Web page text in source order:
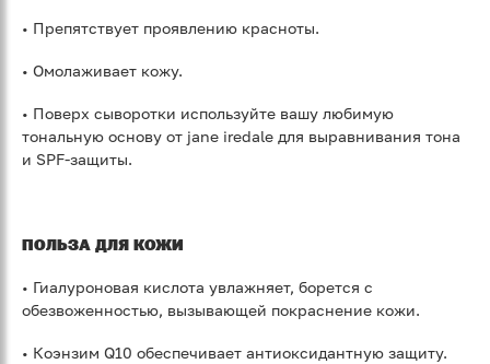
• Препятствует проявлению красноты.
• Омолаживает кожу.
• Поверх сыворотки используйте вашу любимую
тональную основу от jane iredale для выравнивания тона
и SPF-защиты.
ПОЛЬЗА ДЛЯ КОЖИ
• Гиалуроновая кислота увлажняет, борется с
обезвоженностью, вызывающей покраснение кожи.
• Коэнзим Q10 обеспечивает антиоксидантную защиту.